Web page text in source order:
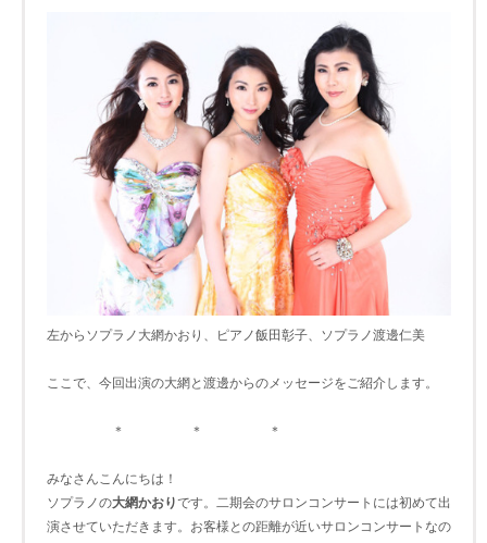
左からソプラノ大網かおり、ピアノ飯田彰子、ソプラノ渡邊仁美
ここで、今回出演の大網と渡邊からのメッセージをご紹介します。
＊ ＊ ＊
みなさんこんにちは！
ソプラノの大網かおりです。二期会のサロンコンサートには初めて出
演させていただきます。お客様との距離が近いサロンコンサートなの